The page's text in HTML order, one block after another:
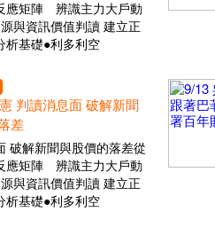
應矩陣 辨識主力大戶動
與資訊價值判讀 建立正
析基礎●利多利空
判讀消息面 破解新聞
差
破解新聞與股價的落差從
應矩陣 辨識主力大戶動
與資訊價值判讀 建立正
析基礎●利多利空